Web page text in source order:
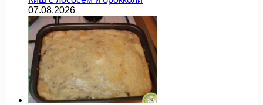
07.08.2026